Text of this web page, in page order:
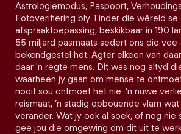
Astrologiemodus, Paspoort,
Fotoverifiëring bly Tinder die wêreld se
afspraaktoepassing, beskikbaar in 190
55 miljard pasmaats sedert ons die
bekendgestel het. Agter elkeen van
daar 'n regte mens. Dit was nog altyd
waarheen jy gaan om mense te
nooit sou ontmoet het nie: ’n nuwe
reismaat, ’n stadig opbouende vlam
verander. Wat jy ook al soek, of nog nie
gee jou die omgewing om dit uit te